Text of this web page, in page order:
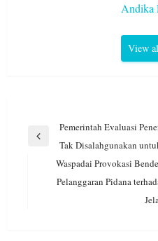
Andika
View
Navigasi
Previous
Pemerintah Evaluasi
Tak Disalahgunakan
Waspadai Provokasi
Pelanggaran Pidana